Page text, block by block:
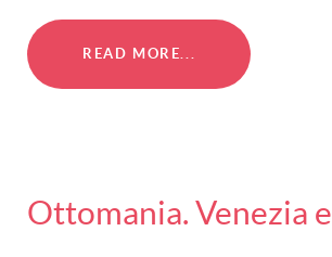
READ MORE...
Ottomania. Venezia e